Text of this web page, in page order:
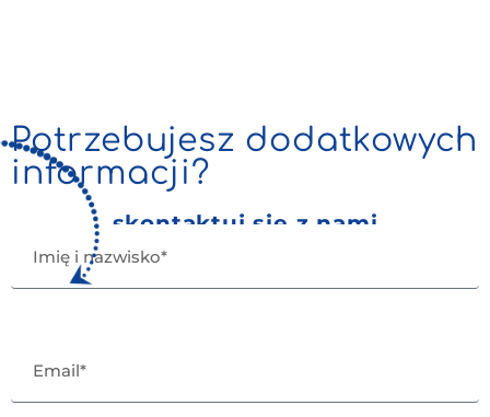
Potrzebujesz dodatkowych
informacji?
skontaktuj się z nami